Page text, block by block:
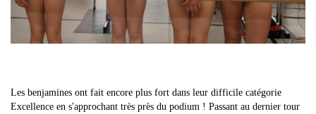
Les benjamines ont fait encore plus fort dans leur difficile catégorie
Excellence en s'approchant très près du podium ! Passant au dernier tour